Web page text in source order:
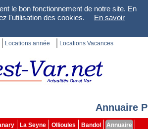
le bon fonctionnement de notre site. En
l'utilisation des cookies.
En savoir
Locations année Locations Vacances
Annuaire
La Seyne Ollioules Bandol
Annuaire